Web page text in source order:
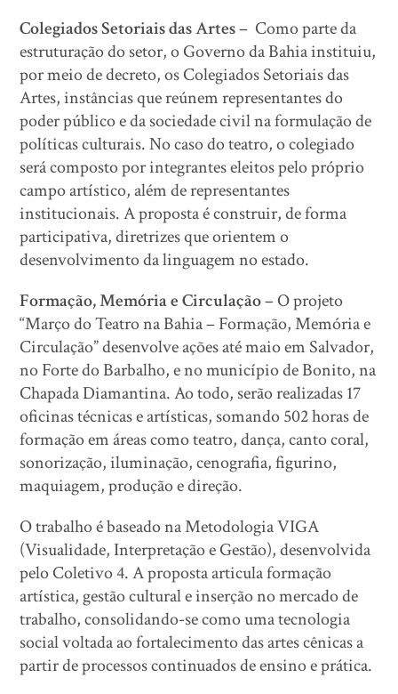
Colegiados Setoriais das Artes – Como parte da
estruturação do setor, o Governo da Bahia instituiu,
por meio de decreto, os Colegiados Setoriais das
Artes, instâncias que reúnem representantes do
poder público e da sociedade civil na formulação de
políticas culturais. No caso do teatro, o colegiado
será composto por integrantes eleitos pelo próprio
campo artístico, além de representantes
institucionais. A proposta é construir, de forma
participativa, diretrizes que orientem o
desenvolvimento da linguagem no estado.
Formação, Memória e Circulação –O projeto
“Março do Teatro na Bahia – Formação, Memória e
Circulação” desenvolve ações até maio em Salvador,
no Forte do Barbalho, e no município de Bonito, na
Chapada Diamantina. Ao todo, serão realizadas 17
oficinas técnicas e artísticas, somando 502 horas de
formação em áreas como teatro, dança, canto coral,
sonorização, iluminação, cenografia, figurino,
maquiagem, produção e direção.
O trabalho é baseado na Metodologia VIGA
(Visualidade, Interpretação e Gestão), desenvolvida
pelo Coletivo 4. A proposta articula formação
artística, gestão cultural e inserção no mercado de
trabalho, consolidando-se como uma tecnologia
social voltada ao fortalecimento das artes cênicas a
partir de processos continuados de ensino e prática.